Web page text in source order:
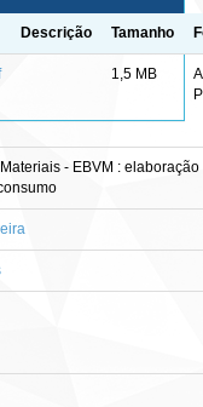
Descrição Tamanho
1,5 MB
- EBVM :